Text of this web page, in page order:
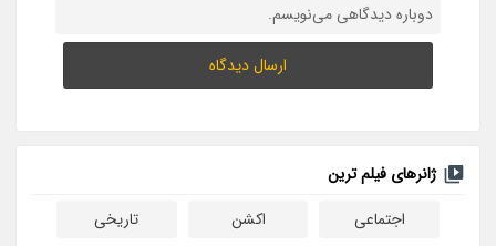
دوباره دیدگاهی می‌نویسم.
ژانرهای فیلم ترین
اجتماعی
اکشن
تاریخی